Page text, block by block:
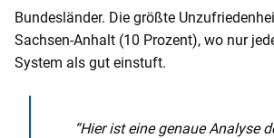
Bundesländer. Die größte
Sachsen-Anhalt (10 Prozent), wo nur
System als gut einstuft.
“Hier ist eine genaue Analyse